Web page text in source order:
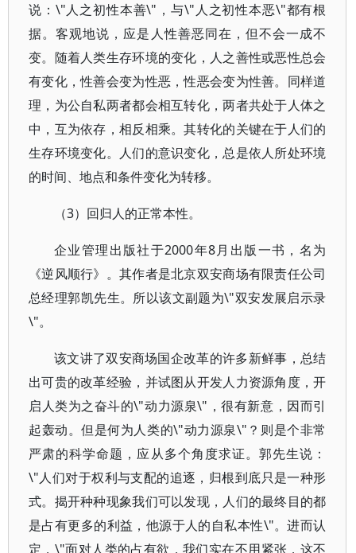
说：\"人之初性本善\"，与\"人之初性本恶\"都有根
据。客观地说，应是人性善恶同在，但不会一成不
变。随着人类生存环境的变化，人之善性或恶性总会
有变化，性善会变为性恶，性恶会变为性善。同样道
理，为公自私两者都会相互转化，两者共处于人体之
中，互为依存，相反相乘。其转化的关键在于人们的
生存环境变化。人们的意识变化，总是依人所处环境
的时间、地点和条件变化为转移。
（3）回归人的正常本性。
企业管理出版社于2000年8月出版一书，名为
《逆风顺行》。其作者是北京双安商场有限责任公司
总经理郭凯先生。所以该文副题为\"双安发展启示录
\"。
该文讲了双安商场国企改革的许多新鲜事，总结
出可贵的改革经验，并试图从开发人力资源角度，开
启人类为之奋斗的\"动力源泉\"，很有新意，因而引
起轰动。但是何为人类的\"动力源泉\"？则是个非常
严肃的科学命题，应从多个角度求证。郭先生说：
\"人们对于权利与支配的追逐，归根到底只是一种形
式。揭开种种现象我们可以发现，人们的最终目的都
是占有更多的利益，他源于人的自私本性\"。进而认
定，\"面对人类的占有欲，我们实在不用紧张，这不